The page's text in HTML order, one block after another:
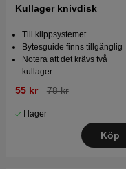
Kullager knivdisk
Till klippsystemet
Bytesguide finns tillgänglig
Notera att det krävs två
kullager
55 kr 78 kr
I lager
Köp